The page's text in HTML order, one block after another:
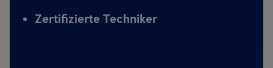
Zertifizierte Techniker